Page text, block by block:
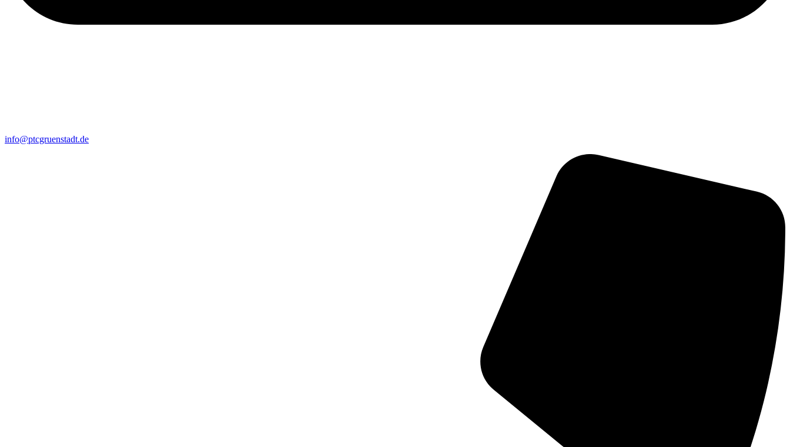
info@ptcgruenstadt.de